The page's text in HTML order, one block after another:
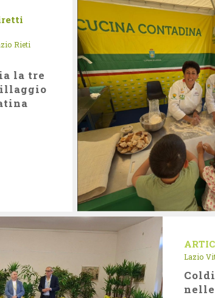
Rieti
la tre
Lazio